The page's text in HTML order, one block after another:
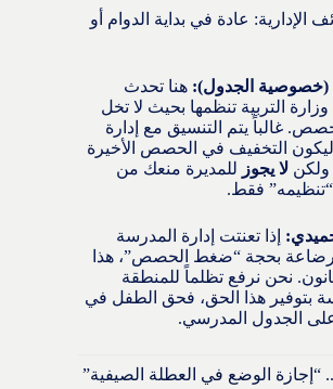
الإدارية: عادة في بداية الدوام أو
(خصوصية الجدول): هنا تحدث
التربية تنظمها بحيث لا تخل
غالباً يتم التنسيق مع إدارة
التخفيف في الحصص الأخيرة
ولكن لا يجوز للمديرة منعك من
“تنظيمه” فقط.
إذا تعنتت إدارة المدرسة
بحجة “ضغط الحصص”، هذا
نحن نرفع تظلماً للمنطقة
بتوفير هذا الحق، فحق الطفل في
على الجدول المدرسي.
“إجازة الوضع في العطلة الصيفية”